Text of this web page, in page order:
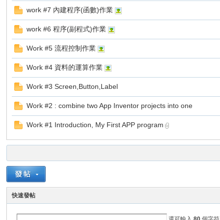
work #7 內建程序(函數)作業
work #6 程序(副程式)作業
Work #5 流程控制作業
Work #4 資料的運算作業
Work #3 Screen,Button,Label
Work #2 : combine two App Inventor projects into one
Work #1 Introduction, My First APP program
快速發帖